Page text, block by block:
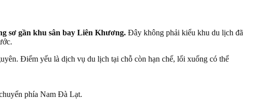
sơ gần khu sân bay Liên Khương. Đây không phải kiểu khu du lịch đã
Điểm yếu là dịch vụ du lịch tại chỗ còn hạn chế, lối xuống có thể
phía Nam Đà Lạt.